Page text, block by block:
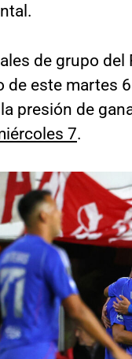
de grupo
de este martes
presión de
7.